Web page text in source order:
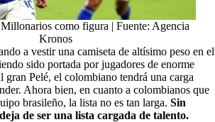
como figura | Fuente: Agencia
Kronos
a vestir una camiseta de altísimo peso en el
sido portada por jugadores de enorme
gran Pelé, el colombiano tendrá una carga
Ahora bien, en cuanto a colombianos que
brasileño, la lista no es tan larga. Sin
de ser una lista cargada de talento.